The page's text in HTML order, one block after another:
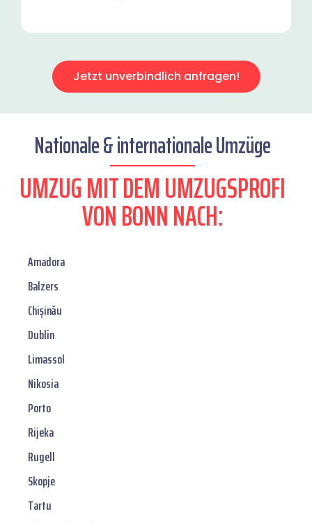
Jetzt unverbindlich anfragen!
Nationale & internationale Umzüge
UMZUG MIT DEM UMZUGSPROFI
VON BONN NACH:
Amadora
Balzers
Chișinău
Dublin
Limassol
Nikosia
Porto
Rijeka
Rugell
Skopje
Tartu